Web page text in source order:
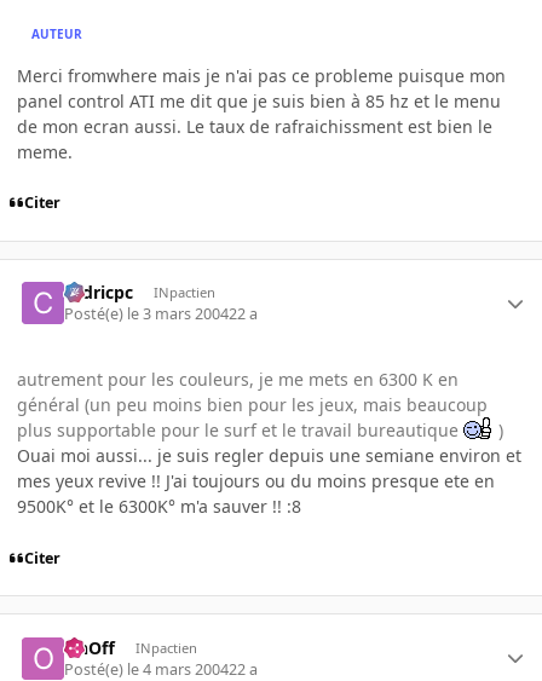
AUTEUR
Merci fromwhere mais je n'ai pas ce probleme puisque mon
panel control ATI me dit que je suis bien à 85 hz et le menu
de mon ecran aussi. Le taux de rafraichissment est bien le
meme.
Citer
cedricpc INpactien
Posté(e) le 3 mars 200422 a
autrement pour les couleurs, je me mets en 6300 K en
général (un peu moins bien pour les jeux, mais beaucoup
plus supportable pour le surf et le travail bureautique
)
Ouai moi aussi... je suis regler depuis une semiane environ et
mes yeux revive !! J'ai toujours ou du moins presque ete en
9500K° et le 6300K° m'a sauver !! :8
Citer
OnOff INpactien
Posté(e) le 4 mars 200422 a